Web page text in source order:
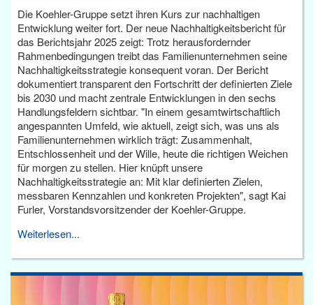
Die Koehler-Gruppe setzt ihren Kurs zur nachhaltigen
Entwicklung weiter fort. Der neue Nachhaltigkeitsbericht für
das Berichtsjahr 2025 zeigt: Trotz herausfordernder
Rahmenbedingungen treibt das Familienunternehmen seine
Nachhaltigkeitsstrategie konsequent voran. Der Bericht
dokumentiert transparent den Fortschritt der definierten Ziele
bis 2030 und macht zentrale Entwicklungen in den sechs
Handlungsfeldern sichtbar. "In einem gesamtwirtschaftlich
angespannten Umfeld, wie aktuell, zeigt sich, was uns als
Familienunternehmen wirklich trägt: Zusammenhalt,
Entschlossenheit und der Wille, heute die richtigen Weichen
für morgen zu stellen. Hier knüpft unsere
Nachhaltigkeitsstrategie an: Mit klar definierten Zielen,
messbaren Kennzahlen und konkreten Projekten", sagt Kai
Furler, Vorstandsvorsitzender der Koehler-Gruppe.
Weiterlesen...